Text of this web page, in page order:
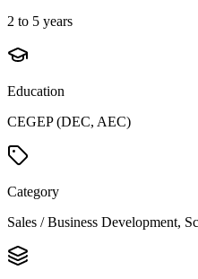
2 to 5 years
Education
CEGEP (DEC, AEC)
Category
Sales / Business Development,